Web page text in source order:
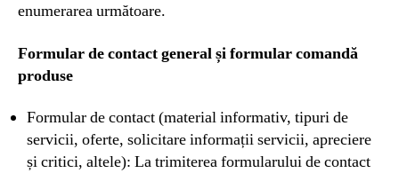
enumerarea următoare.
Formular de contact general și formular comandă
produse
Formular de contact (material informativ, tipuri de
servicii, oferte, solicitare informații servicii, apreciere
și critici, altele): La trimiterea formularului de contact